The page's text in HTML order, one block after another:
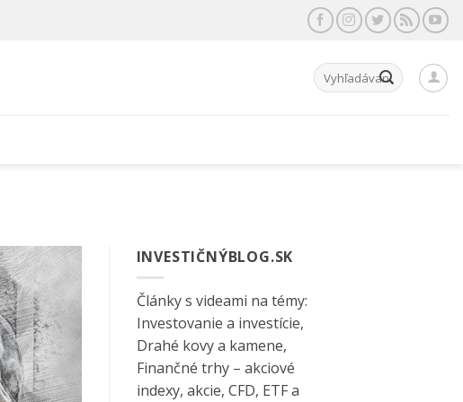
Hľadať:
INVESTIČNÝBLOG.SK
Články s videami na témy:
Investovanie a investície,
Drahé kovy a kamene,
Finančné trhy – akciové
indexy, akcie, CFD, ETF a